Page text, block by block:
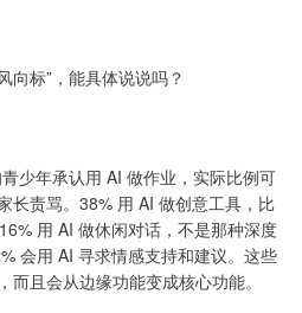
向标”，能具体说说吗？
少年承认用 AI 做作业，实际比例可
长责骂。38% 用 AI 做创意工具，比
用 AI 做休闲对话，不是那种深度
会用 AI 寻求情感支持和建议。这些
且会从边缘功能变成核心功能。